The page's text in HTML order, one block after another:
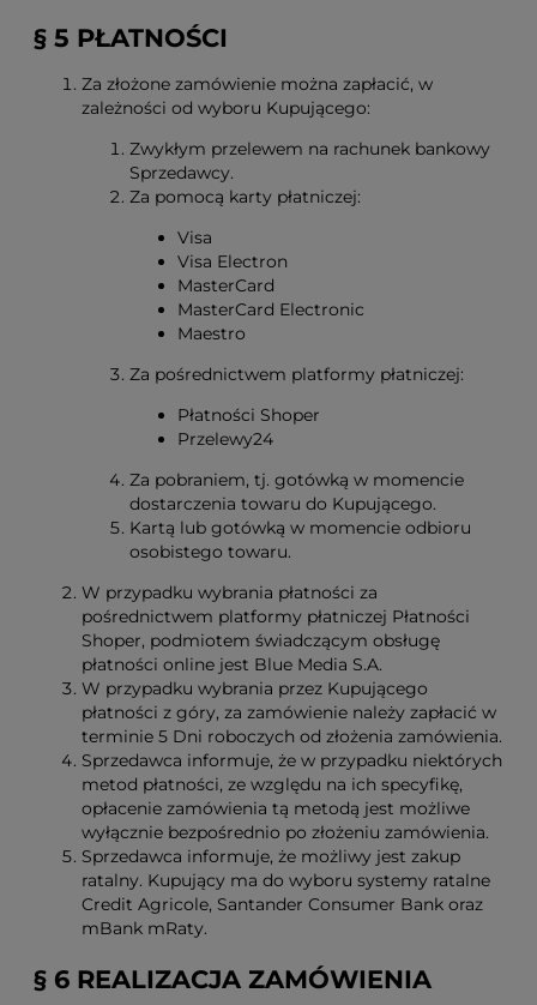
§ 5 PŁATNOŚCI
Za złożone zamówienie można zapłacić, w
zależności od wyboru Kupującego:
Zwykłym przelewem na rachunek bankowy
Sprzedawcy.
Za pomocą karty płatniczej:
Visa
Visa Electron
MasterCard
MasterCard Electronic
Maestro
Za pośrednictwem platformy płatniczej:
Płatności Shoper
Przelewy24
Za pobraniem, tj. gotówką w momencie
dostarczenia towaru do Kupującego.
Kartą lub gotówką w momencie odbioru
osobistego towaru.
W przypadku wybrania płatności za
pośrednictwem platformy płatniczej Płatności
Shoper, podmiotem świadczącym obsługę
płatności online jest Blue Media S.A.
W przypadku wybrania przez Kupującego
płatności z góry, za zamówienie należy zapłacić w
terminie 5 Dni roboczych od złożenia zamówienia.
Sprzedawca informuje, że w przypadku niektórych
metod płatności, ze względu na ich specyfikę,
opłacenie zamówienia tą metodą jest możliwe
wyłącznie bezpośrednio po złożeniu zamówienia.
Sprzedawca informuje, że możliwy jest zakup
ratalny. Kupujący ma do wyboru systemy ratalne
Credit Agricole, Santander Consumer Bank oraz
mBank mRaty.
§ 6 REALIZACJA ZAMÓWIENIA